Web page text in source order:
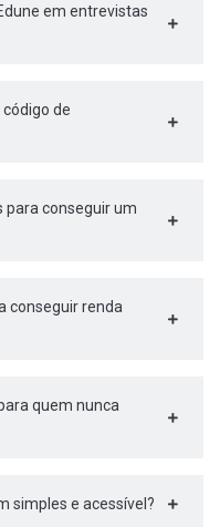
em entrevistas
de
para conseguir um
conseguir renda
quem nunca
simples e acessível?